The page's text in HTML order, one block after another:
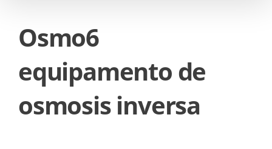
Osmo6
equipamento de
osmosis inversa